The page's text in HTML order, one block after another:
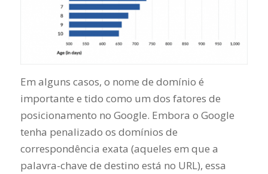
Em alguns casos, o nome de domínio é
importante e tido como um dos fatores de
posicionamento no Google. Embora o Google
tenha penalizado os domínios de
correspondência exata (aqueles em que a
palavra-chave de destino está no URL), essa